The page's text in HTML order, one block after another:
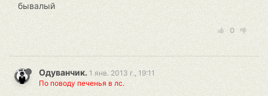
бывалый
0
Одуванчик. 1 янв. 2013 г., 19:11
По поводу печенья в лс.